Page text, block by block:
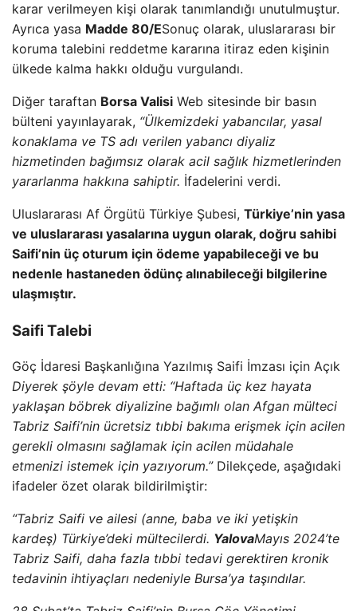
karar verilmeyen kişi olarak tanımlandığı unutulmuştur.
Ayrıca yasa Madde 80/ESonuç olarak, uluslararası bir
koruma talebini reddetme kararına itiraz eden kişinin
ülkede kalma hakkı olduğu vurgulandı.
Diğer taraftan Borsa Valisi Web sitesinde bir basın
bülteni yayınlayarak, “Ülkemizdeki yabancılar, yasal
konaklama ve TS adı verilen yabancı diyaliz
hizmetinden bağımsız olarak acil sağlık hizmetlerinden
yararlanma hakkına sahiptir. İfadelerini verdi.
Uluslararası Af Örgütü Türkiye Şubesi, Türkiye’nin yasa
ve uluslararası yasalarına uygun olarak, doğru sahibi
Saifi’nin üç oturum için ödeme yapabileceği ve bu
nedenle hastaneden ödünç alınabileceği bilgilerine
ulaşmıştır.
Saifi Talebi
Göç İdaresi Başkanlığına Yazılmış Saifi İmzası için Açık
Diyerek şöyle devam etti: “Haftada üç kez hayata
yaklaşan böbrek diyalizine bağımlı olan Afgan mülteci
Tabriz Saifi’nin ücretsiz tıbbi bakıma erişmek için acilen
gerekli olmasını sağlamak için acilen müdahale
etmenizi istemek için yazıyorum.”Dilekçede, aşağıdaki
ifadeler özet olarak bildirilmiştir:
“Tabriz Saifi ve ailesi (anne, baba ve iki yetişkin
kardeş) Türkiye’deki mültecilerdi. YalovaMayıs 2024’te
Tabriz Saifi, daha fazla tıbbi tedavi gerektiren kronik
tedavinin ihtiyaçları nedeniyle Bursa’ya taşındılar.